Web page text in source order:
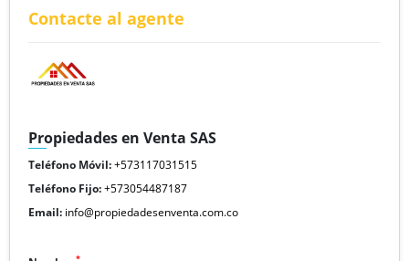
Contacte al agente
Propiedades en Venta SAS
Teléfono Móvil:+573117031515
Teléfono Fijo:+573054487187
Email: info@propiedadesenventa.com.co